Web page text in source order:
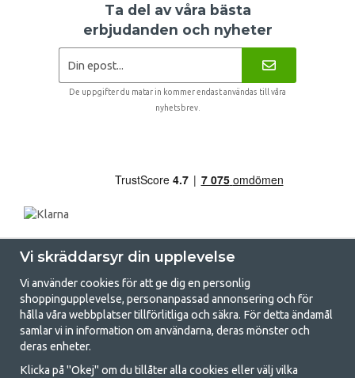
Ta del av våra bästa
erbjudanden och nyheter
De uppgifter du matar in kommer endast användas till våra
nyhetsbrev.
GetCamping.se - Din butik för camping
och uteliv
Vi skräddarsyr din upplevelse
Vi använder cookies för att ge dig en personlig
shoppingupplevelse, personanpassad annonsering och för
hålla våra webbplatser tillförlitliga och säkra. För detta ändamål
samlar vi in information om användarna, deras mönster och
deras enheter.
Klicka på "Okej" om du tillåter alla cookies eller välj vilka